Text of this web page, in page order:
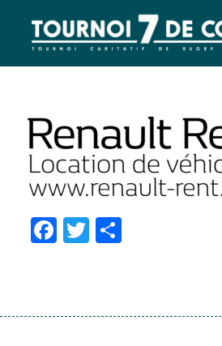
Facebook
Twitter
Partager